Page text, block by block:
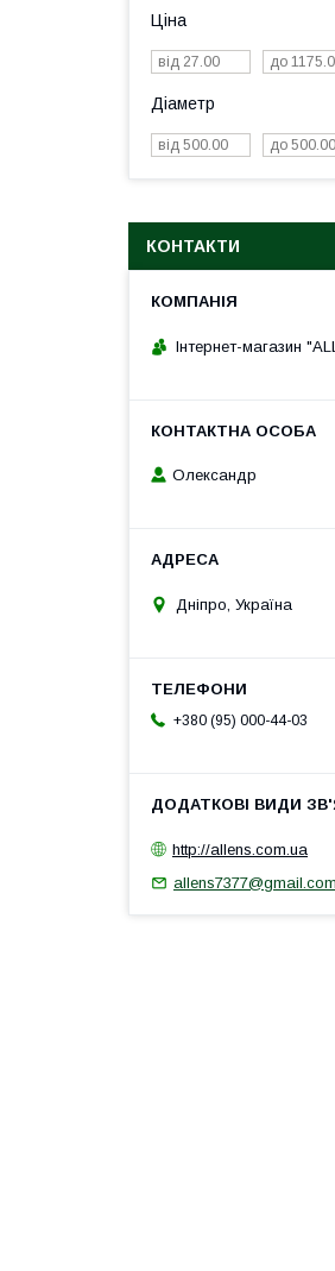
Ціна
Діаметр
КОНТАКТИ
Інтернет-магазин
Олександр
Дніпро, Україна
+380 (95) 000-44-03
http://allens.com.ua
allens7377@gmail.com